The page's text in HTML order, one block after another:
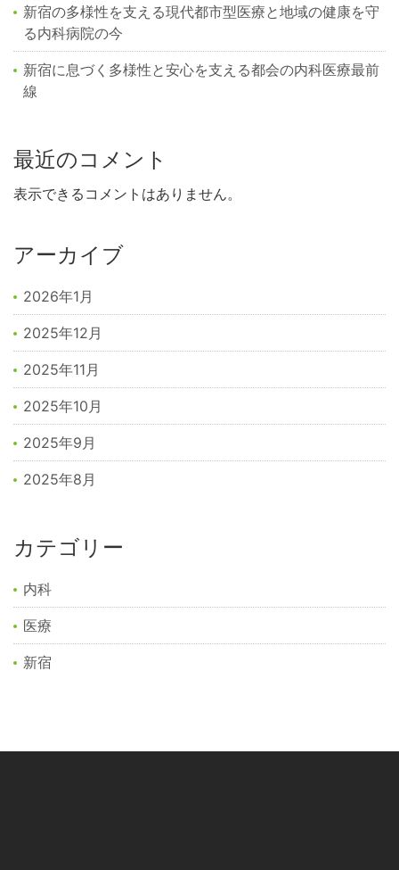
新宿の多様性を支える現代都市型医療と地域の健康を守
る内科病院の今
新宿に息づく多様性と安心を支える都会の内科医療最前
線
最近のコメント
表示できるコメントはありません。
アーカイブ
2026年1月
2025年12月
2025年11月
2025年10月
2025年9月
2025年8月
カテゴリー
内科
医療
新宿